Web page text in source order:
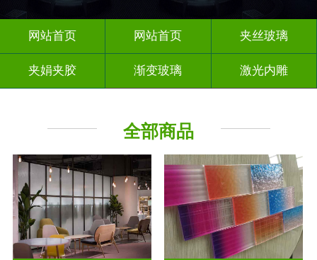
网站首页 网站首页 夹丝玻璃
夹娟夹胶 渐变玻璃 激光内雕
烤漆玻璃
深雕浮雕 玻璃砖墙 智能镜子
工程玻璃
全部商品